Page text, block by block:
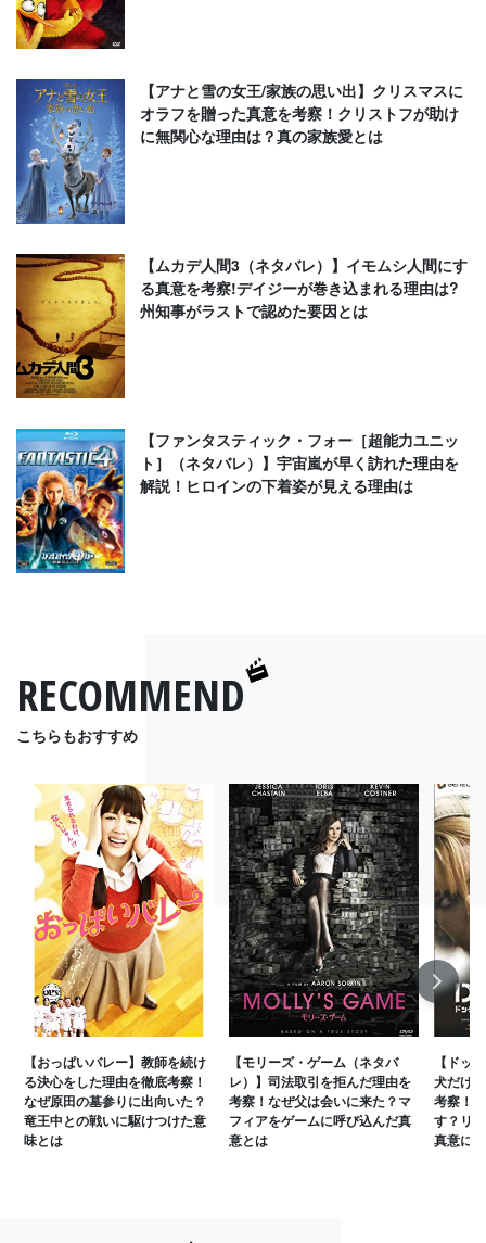
【アナと雪の女王/家族の思い出】クリスマスに
オラフを贈った真意を考察！クリストフが助け
に無関心な理由は？真の家族愛とは
【ムカデ人間3（ネタバレ）】イモムシ人間にす
る真意を考察!デイジーが巻き込まれる理由は?
州知事がラストで認めた要因とは
【ファンタスティック・フォー［超能力ユニッ
ト］（ネタバレ）】宇宙嵐が早く訪れた理由を
解説！ヒロインの下着姿が見える理由は
RECOMMEND
こちらもおすすめ
【おっぱいバレー】教師を続け
る決心をした理由を徹底考察！
なぜ原田の墓参りに出向いた？
竜王中との戦いに駆けつけた意
味とは
【モリーズ・ゲーム（ネタバ
レ）】司法取引を拒んだ理由を
考察！なぜ父は会いに来た？マ
フィアをゲームに呼び込んだ真
意とは
【ドッ
犬だけ
考察！
す？リ
真意に
Next